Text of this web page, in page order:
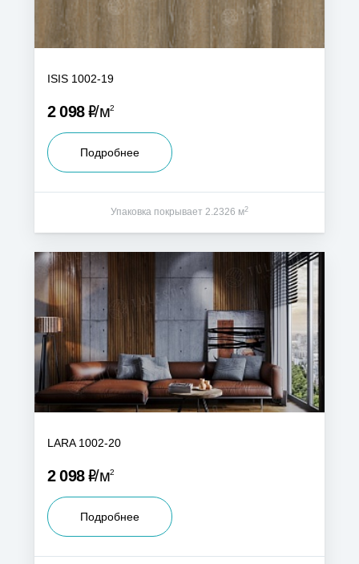
ISIS 1002-19
2 098Р м2
Подробнее
Упаковка покрывает 2.2326 м2
LARA 1002-20
2 098Р м2
Подробнее